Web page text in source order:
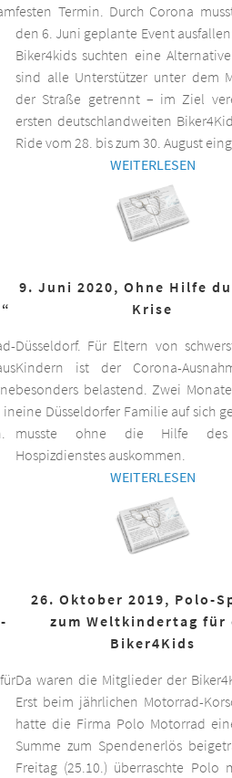
festen Termin. Durch Corona
den 6. Juni geplante Event
Biker4kids suchten eine
sind alle Unterstützer unter dem
der Straße getrennt – im Ziel
ersten deutschlandweiten
Ride vom 28. bis zum 30. August
WEITERLESEN
in
9. Juni 2020, Ohne Hilfe
Krise
Düsseldorf. Für Eltern von
Kindern ist der Corona-
besonders belastend. Zwei
eine Düsseldorfer Familie auf sich
musste ohne die Hilfe des
Hospizdienstes auskommen.
WEITERLESEN
26. Oktober 2019, Polo-
zum Weltkindertag für
Biker4Kids
Da waren die Mitglieder der
Erst beim jährlichen Motorrad-
hatte die Firma Polo Motorrad
Summe zum Spendenerlös
Freitag (25.10.) überraschte Polo